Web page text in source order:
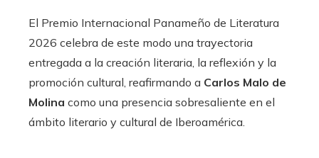
El Premio Internacional Panameño de Literatura
2026 celebra de este modo una trayectoria
entregada a la creación literaria, la reflexión y la
promoción cultural, reafirmando a Carlos Malo de
Molina como una presencia sobresaliente en el
ámbito literario y cultural de Iberoamérica.